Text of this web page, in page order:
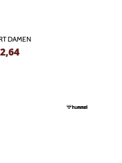
DAMEN